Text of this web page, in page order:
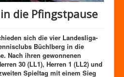
die Pfingstpause
sich die vier Landesliga-
Büchlberg in die
Nach ihren gewonnenen
30 (LL1), Herren 1 (LL2) und
Spieltag mit einem Sieg